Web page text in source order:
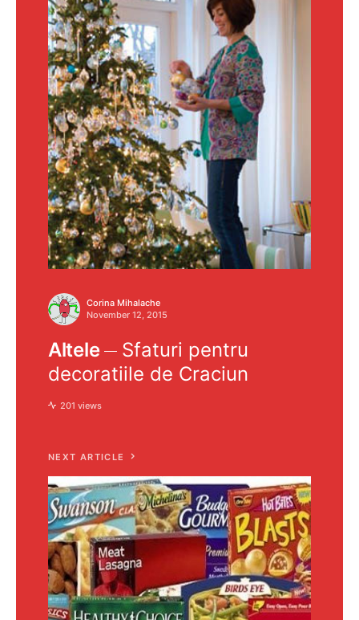
Corina Mihalache
November 12, 2015
Altele
Sfaturi pentru
decoratiile de Craciun
201 views
NEXT ARTICLE